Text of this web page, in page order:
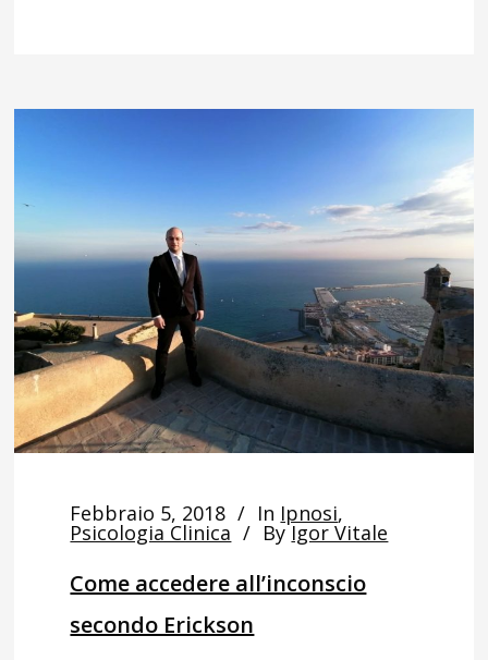
Febbraio 5, 2018 In Ipnosi,
Psicologia Clinica By Igor Vitale
Come accedere all’inconscio
secondo Erickson